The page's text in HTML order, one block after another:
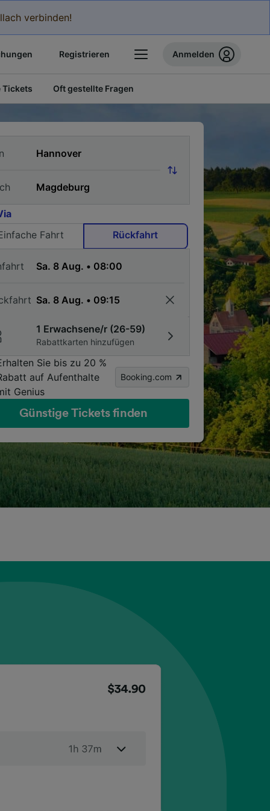
verbinden!
Registrieren Anmelden
Tickets Oft gestellte Fragen
Fahrt
Rückfahrt
1 Erwachsene/r (26-59)
Rabattkarten hinzufügen
Sie bis zu 20 %
auf Aufenthalte
Genius
Booking.com
Günstige Tickets finden